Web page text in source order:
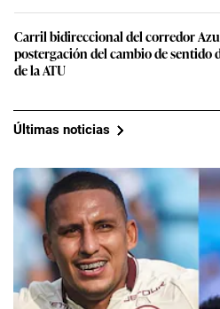
Carril bidireccional del corredor
postergación del cambio de sentido
de la ATU
Últimas noticias